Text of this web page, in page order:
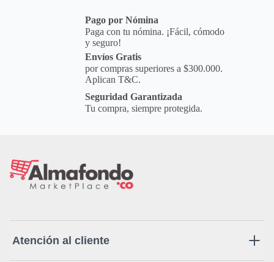
Pago por Nómina
Paga con tu nómina. ¡Fácil, cómodo
y seguro!
Envíos Gratis
por compras superiores a $300.000.
Aplican T&C.
Seguridad Garantizada
Tu compra, siempre protegida.
Atención al cliente